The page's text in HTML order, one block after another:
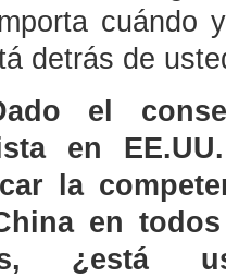
cuándo
detrás de
el
en
la
en
¿está